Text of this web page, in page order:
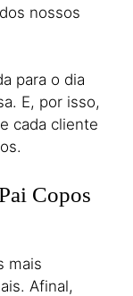
nossos
para o dia
E, por isso,
cada cliente
Copos
mais
Afinal,